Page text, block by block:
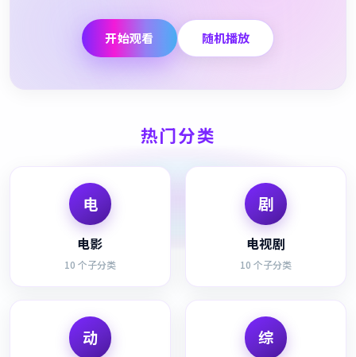
开始观看 随机播放
热门分类
电
电影
10 个子分类
剧
电视剧
10 个子分类
动 综